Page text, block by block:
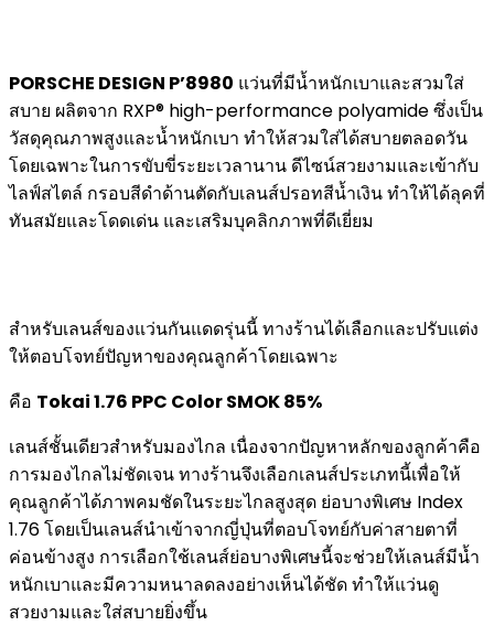
PORSCHE DESIGN P’8980 แว่นที่มีน้ำหนักเบาและสวมใส่
สบาย ผลิตจาก RXP® high-performance polyamide ซึ่งเป็น
วัสดุคุณภาพสูงและน้ำหนักเบา ทำให้สวมใส่ได้สบายตลอดวัน
โดยเฉพาะในการขับขี่ระยะเวลานาน ดีไซน์สวยงามและเข้ากับ
ไลฟ์สไตล์ กรอบสีดำด้านตัดกับเลนส์ปรอทสีน้ำเงิน ทำให้ได้ลุคที่
ทันสมัยและโดดเด่น และเสริมบุคลิกภาพที่ดีเยี่ยม
สำหรับเลนส์ของแว่นกันแดดรุ่นนี้ ทางร้านได้เลือกและปรับแต่ง
ให้ตอบโจทย์ปัญหาของคุณลูกค้าโดยเฉพาะ
คือ Tokai 1.76 PPC Color SMOK 85%
เลนส์ชั้นเดียวสำหรับมองไกล เนื่องจากปัญหาหลักของลูกค้าคือ
การมองไกลไม่ชัดเจน ทางร้านจึงเลือกเลนส์ประเภทนี้เพื่อให้
คุณลูกค้าได้ภาพคมชัดในระยะไกลสูงสุด ย่อบางพิเศษ Index
1.76 โดยเป็นเลนส์นำเข้าจากญี่ปุ่นที่ตอบโจทย์กับค่าสายตาที่
ค่อนข้างสูง การเลือกใช้เลนส์ย่อบางพิเศษนี้จะช่วยให้เลนส์มีน้ำ
หนักเบาและมีความหนาลดลงอย่างเห็นได้ชัด ทำให้แว่นดู
สวยงามและใส่สบายยิ่งขึ้น